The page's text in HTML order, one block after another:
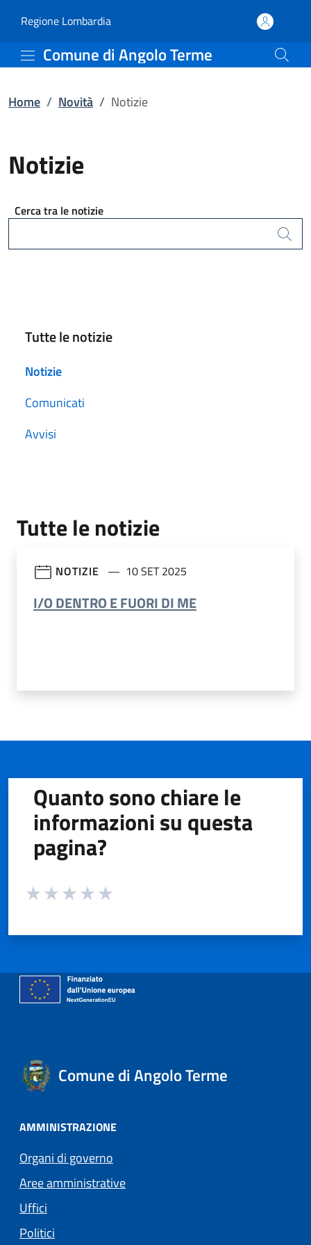
Notizie | Comune di
Regione Lombardia(apre in un'altra scheda).
Comune di Angolo Terme
Home / Novità / Notizie
Notizie
Cerca tra le notizie
Cerca
Tutte le notizie
Notizie
Comunicati
Avvisi
Tutte le notizie
NOTIZIE 10 SET 2025
I/O DENTRO E FUORI DI ME
Quanto sono chiare le
informazioni su questa
pagina?
Valuta da 1 a 5 stelle la pagina
Comune di Angolo Terme
AMMINISTRAZIONE
Organi di governo
Aree amministrative
Uffici
Politici